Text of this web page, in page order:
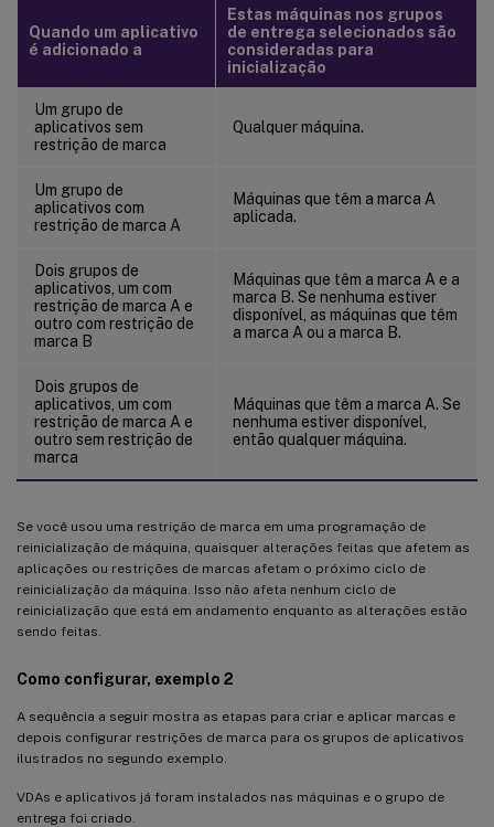
Quando um aplicativo
é adicionado a
Estas máquinas nos grupos
de entrega selecionados são
consideradas para
inicialização
Um grupo de
aplicativos sem
restrição de marca
Qualquer máquina.
Um grupo de
aplicativos com
restrição de marca A
Máquinas que têm a marca A
aplicada.
Dois grupos de
aplicativos, um com
restrição de marca A e
outro com restrição de
marca B
Máquinas que têm a marca A e a
marca B. Se nenhuma estiver
disponível, as máquinas que têm
a marca A ou a marca B.
Dois grupos de
aplicativos, um com
restrição de marca A e
outro sem restrição de
marca
Máquinas que têm a marca A. Se
nenhuma estiver disponível,
então qualquer máquina.
Se você usou uma restrição de marca em uma programação de
reinicialização de máquina, quaisquer alterações feitas que afetem as
aplicações ou restrições de marcas afetam o próximo ciclo de
reinicialização da máquina. Isso não afeta nenhum ciclo de
reinicialização que está em andamento enquanto as alterações estão
sendo feitas.
Como configurar, exemplo 2
A sequência a seguir mostra as etapas para criar e aplicar marcas e
depois configurar restrições de marca para os grupos de aplicativos
ilustrados no segundo exemplo.
VDAs e aplicativos já foram instalados nas máquinas e o grupo de
entrega foi criado.